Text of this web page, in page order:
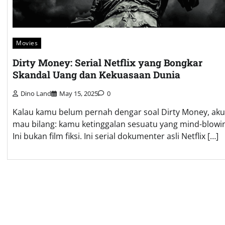
Movies
Dirty Money: Serial Netflix yang Bongkar
Skandal Uang dan Kekuasaan Dunia
Dino Land May 15, 2025 0
Kalau kamu belum pernah dengar soal Dirty Money, aku
mau bilang: kamu ketinggalan sesuatu yang mind-
Ini bukan film fiksi. Ini serial dokumenter asli Netflix […]